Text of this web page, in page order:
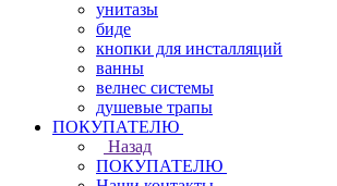
унитазы
биде
кнопки для инсталляций
ванны
велнес системы
душевые трапы
ПОКУПАТЕЛЮ
Назад
ПОКУПАТЕЛЮ